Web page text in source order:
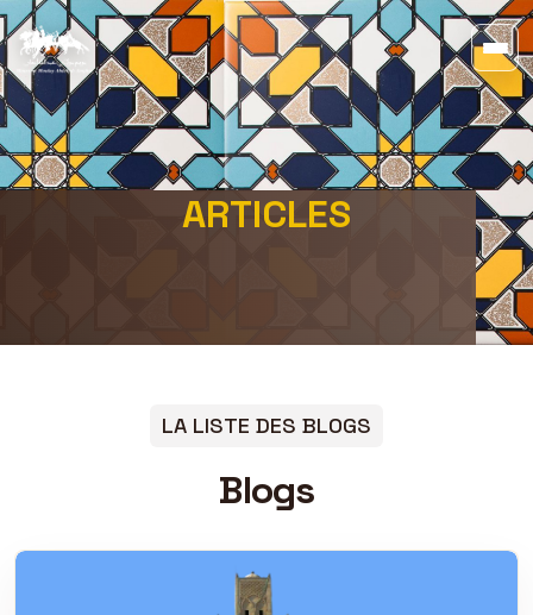
ARTICLES
LA LISTE DES BLOGS
Blogs